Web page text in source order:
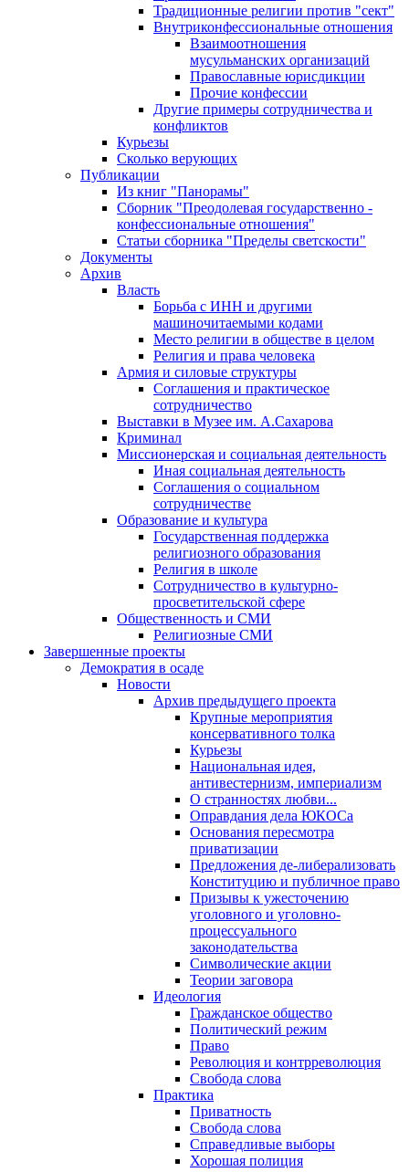
Традиционные религии против "сект"
Внутриконфессиональные отношения
Взаимоотношения
мусульманских организаций
Православные юрисдикции
Прочие конфессии
Другие примеры сотрудничества и
конфликтов
Курьезы
Сколько верующих
Публикации
Из книг "Панорамы"
Сборник "Преодолевая государственно -
конфессиональные отношения"
Статьи сборника "Пределы светскости"
Документы
Архив
Власть
Борьба с ИНН и другими
машиночитаемыми кодами
Место религии в обществе в целом
Религия и права человека
Армия и силовые структуры
Соглашения и практическое
сотрудничество
Выставки в Музее им. А.Сахарова
Криминал
Миссионерская и социальная деятельность
Иная социальная деятельность
Соглашения о социальном
сотрудничестве
Образование и культура
Государственная поддержка
религиозного образования
Религия в школе
Сотрудничество в культурно-
просветительской сфере
Общественность и СМИ
Религиозные СМИ
Завершенные проекты
Демократия в осаде
Новости
Архив предыдущего проекта
Крупные мероприятия
консервативного толка
Курьезы
Национальная идея,
антивестернизм, империализм
О странностях любви...
Оправдания дела ЮКОСа
Основания пересмотра
приватизации
Предложения де-либерализовать
Конституцию и публичное право
Призывы к ужесточению
уголовного и уголовно-
процессуального
законодательства
Символические акции
Теории заговора
Идеология
Гражданское общество
Политический режим
Право
Революция и контрреволюция
Свобода слова
Практика
Приватность
Свобода слова
Справедливые выборы
Хорошая полиция